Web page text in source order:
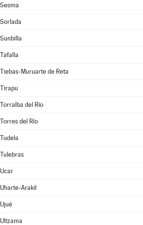
Sesma
Sorlada
Sunbilla
Tafalla
Tiebas-Muruarte de Reta
Tirapu
Torralba del Río
Torres del Río
Tudela
Tulebras
Ucar
Uharte-Arakil
Ujué
Ultzama